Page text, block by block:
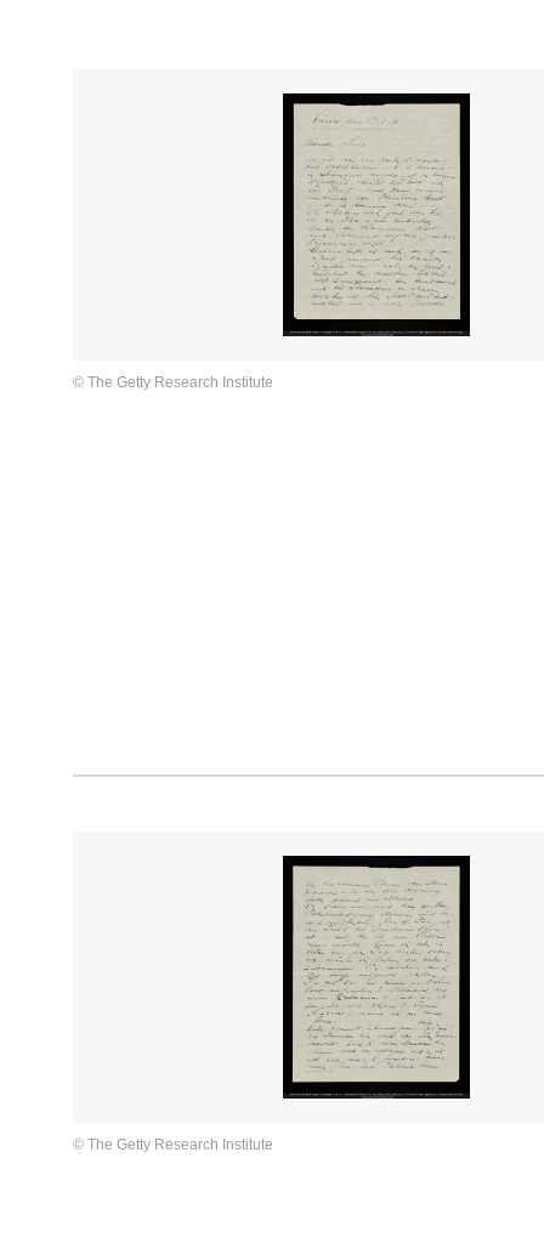
© The Getty Research Institute
© The Getty Research Institute